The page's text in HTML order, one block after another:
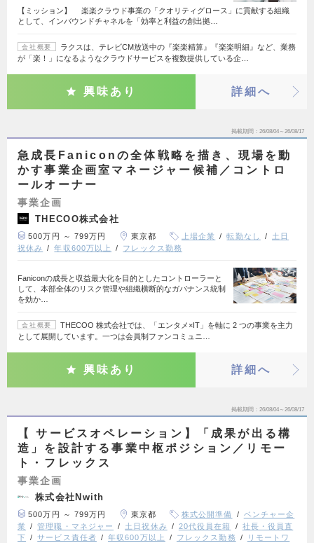
【ミッション】 楽楽クラウド事業の「クオリティグロース」に貢献する組織
として、インバウンドチャネルを「効率と利益の創出拠…
会社概要
ラクスは、テレビCM放送中の『楽楽精算』『楽楽明細』など、業務
が「楽！」になるようなクラウドサービスを複数提供している企…
興味あり 詳細へ
掲載期間 26/08/04～26/08/17
急成長Faniconの全体戦略を描き、現場を動
かす事業企画室マネージャー候補／コントロ
ールオーナー
事業企画
THECOO株式会社
500万円 ～ 799万円 東京都 上場企業 転勤なし
土日
祝休み
年収600万以上 フレックス勤務
Faniconの成長と収益最大化を目的としたコントローラーと
して、本部全体のリスク管理や組織横断的なガバナンス統制
を効か…
会社概要
THECOO 株式会社では、「エンタメ×IT」を軸に 2 つの事業を主力
として展開しています。一つは会員制ファンコミュニ…
興味あり 詳細へ
掲載期間 26/08/04～26/08/17
【 サービスオペレーション】「成果が出る構
造」を設計する事業中枢ポジション／リモー
ト・フレックス
事業企画
株式会社Nwith
500万円 ～ 799万円 東京都 株式公開準備
ベンチャー企
業
管理職・マネジャー 土日祝休み 20代役員在籍
社長・役員直
下
サービス責任者 年収600万以上 フレックス勤務
リモートワ